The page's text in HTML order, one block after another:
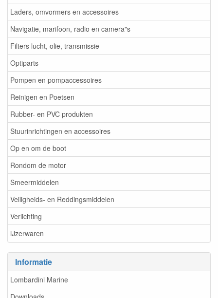
Laders, omvormers en accessoires
Navigatie, marifoon, radio en camera"s
Filters lucht, olie, transmissie
Optiparts
Pompen en pompaccessoires
Reinigen en Poetsen
Rubber- en PVC produkten
Stuurinrichtingen en accessoires
Op en om de boot
Rondom de motor
Smeermiddelen
Veiligheids- en Reddingsmiddelen
Verlichting
IJzerwaren
Informatie
Lombardini Marine